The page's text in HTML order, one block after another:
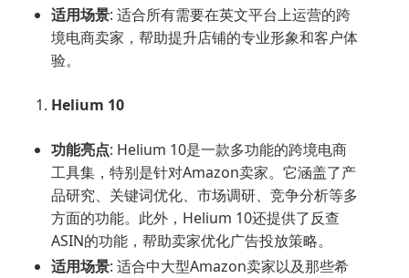
适用场景: 适合所有需要在英文平台上运营的跨
境电商卖家，帮助提升店铺的专业形象和客户体
验。
Helium 10
功能亮点: Helium 10是一款多功能的跨境电商
工具集，特别是针对Amazon卖家。它涵盖了产
品研究、关键词优化、市场调研、竞争分析等多
方面的功能。此外，Helium 10还提供了反查
ASIN的功能，帮助卖家优化广告投放策略。
适用场景: 适合中大型Amazon卖家以及那些希